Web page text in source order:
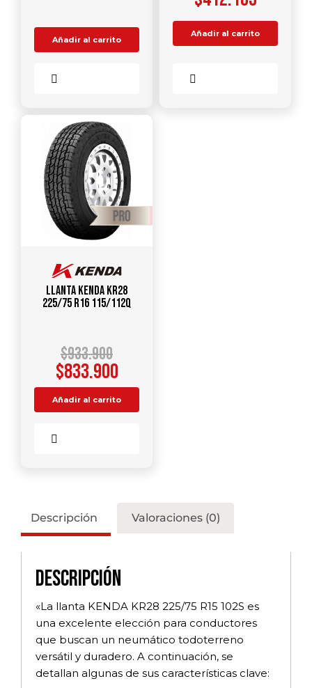
Añadir al carrito
Añadir al carrito
Llanta KENDA KR28
225/75 R16 115/112Q
$933.900
$833.900
Añadir al carrito
Descripción Valoraciones (0)
Descripción
«La llanta KENDA KR28 225/75 R15 102S es
una excelente elección para conductores
que buscan un neumático todoterreno
versátil y duradero. A continuación, se
detallan algunas de sus características clave: